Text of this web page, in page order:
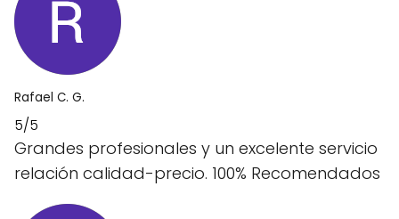
Rafael C. G.
5/5
Grandes profesionales y un excelente servicio
relación calidad-precio. 100% Recomendados